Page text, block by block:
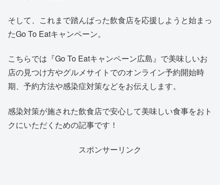
そして、これまで踏んばった飲食店を応援しようと始まっ
たGo To Eatキャンペーン。
こちらでは『Go To Eatキャンペーン広島』で美味しいお
店の見つけ方やグルメサイトでのオンライン予約開始時
期、予約方法や感染症対策などをお伝えします。
感染対策が施された飲食店で安心して美味しい食事をおト
クにいただくための記事です！
スポンサーリンク